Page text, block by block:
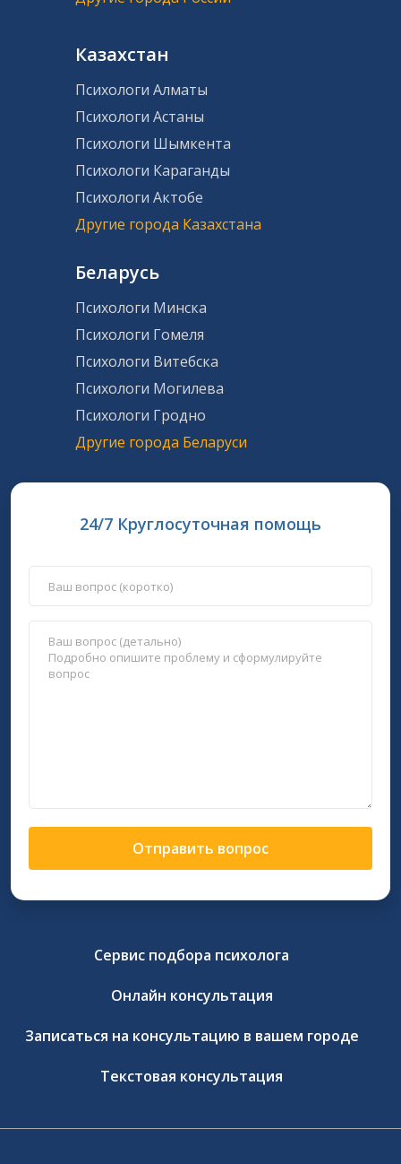
Казахстан
Психологи Алматы
Психологи Астаны
Психологи Шымкента
Психологи Караганды
Психологи Актобе
Другие города Казахстана
Беларусь
Психологи Минска
Психологи Гомеля
Психологи Витебска
Психологи Могилева
Психологи Гродно
Другие города Беларуси
24/7 Круглосуточная помощь
Отправить вопрос
Сервис подбора психолога
Онлайн консультация
Записаться на консультацию в вашем городе
Текстовая консультация